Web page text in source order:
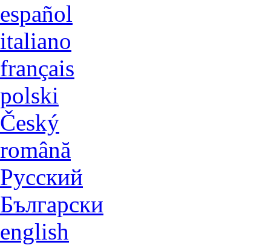
español
italiano
français
polski
Český
română
Русский
Български
english